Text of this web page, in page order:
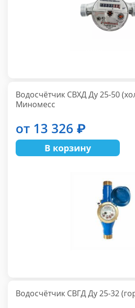
Водосчётчик СВХД Ду 25-50
Mиномесс
от 13 326 ₽
В корзину
Водосчётчик СВГД Ду 25-32